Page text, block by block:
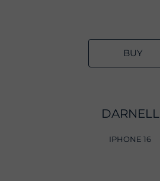
BUY
DARNELL
IPHONE 16